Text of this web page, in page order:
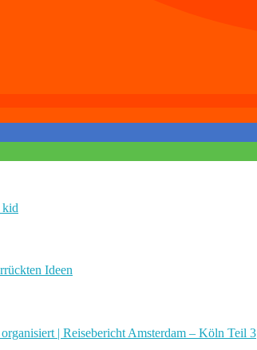
kid
Ideen
| Reisebericht Amsterdam – Köln Teil 3